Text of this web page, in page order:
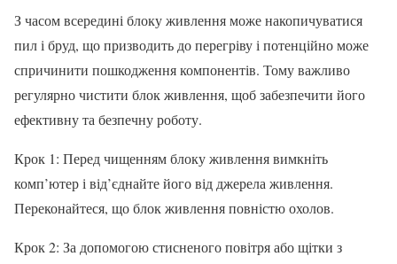
З часом всередині блоку живлення може накопичуватися
пил і бруд, що призводить до перегріву і потенційно може
спричинити пошкодження компонентів. Тому важливо
регулярно чистити блок живлення, щоб забезпечити його
ефективну та безпечну роботу.
Крок 1: Перед чищенням блоку живлення вимкніть
комп’ютер і від’єднайте його від джерела живлення.
Переконайтеся, що блок живлення повністю охолов.
Крок 2: За допомогою стисненого повітря або щітки з